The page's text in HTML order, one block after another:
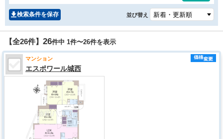
検索条件を保存 並び替え
【全26件】 26件中 1件〜26件を表示
マンション
エスポワール城西